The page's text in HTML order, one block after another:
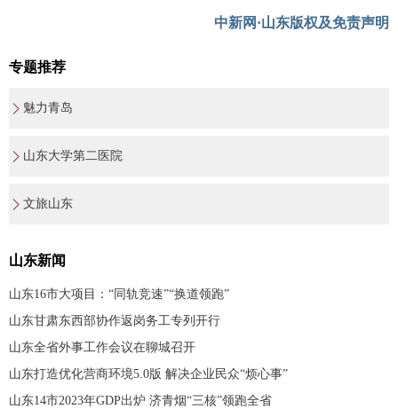
中新网·山东版权及免责声明
专题推荐
魅力青岛
山东大学第二医院
文旅山东
山东新闻
山东16市大项目：“同轨竞速”“换道领跑”
山东甘肃东西部协作返岗务工专列开行
山东全省外事工作会议在聊城召开
山东打造优化营商环境5.0版 解决企业民众“烦心事”
山东14市2023年GDP出炉 济青烟“三核”领跑全省